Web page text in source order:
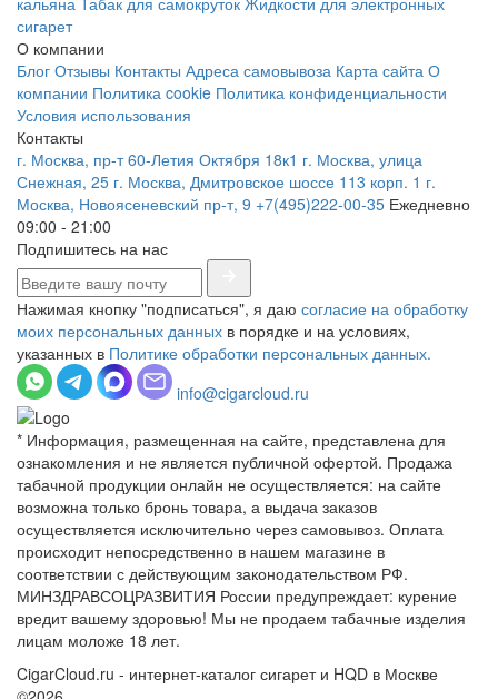
сигарет
О компании
Блог Отзывы Контакты Адреса самовывоза Карта сайта О
компании Политика cookie Политика конфиденциальности
Условия использования
Контакты
г. Москва, пр-т 60-Летия Октября 18к1 г. Москва, улица
Снежная, 25 г. Москва, Дмитровское шоссе 113 корп. 1 г.
Москва, Новоясеневский пр-т, 9 +7(495)222-00-35 Ежедневно
09:00 - 21:00
Подпишитесь на нас
Нажимая кнопку "подписаться", я даю согласие на обработку
моих персональных данных в порядке и на условиях,
указанных в Политике обработки персональных данных.
info@cigarcloud.ru
* Информация, размещенная на сайте, представлена для
ознакомления и не является публичной офертой. Продажа
табачной продукции онлайн не осуществляется: на сайте
возможна только бронь товара, а выдача заказов
осуществляется исключительно через самовывоз. Оплата
происходит непосредственно в нашем магазине в
соответствии с действующим законодательством РФ.
МИНЗДРАВСОЦРАЗВИТИЯ России предупреждает: курение
вредит вашему здоровью! Мы не продаем табачные изделия
лицам моложе 18 лет.
CigarCloud.ru - интернет-каталог сигарет и HQD в Москве